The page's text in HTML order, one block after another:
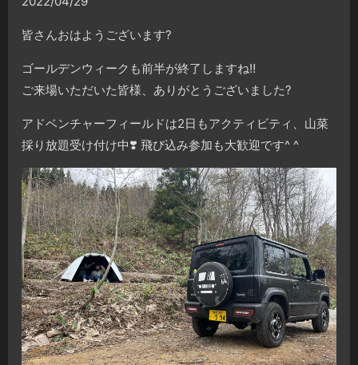
皆さんおはようございます?
ゴールデンウィークも前半が終了しますね‼️
ご来場いただいた皆様、ありがとうございました?
アドベンチャーフィールドは2日もアクティビティ、山菜
採り放題受け付け中❣️ 飛び込み参加も大歓迎です^ ^